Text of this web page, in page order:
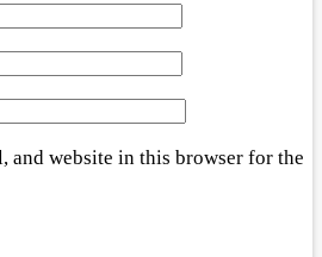
and website in this browser for the